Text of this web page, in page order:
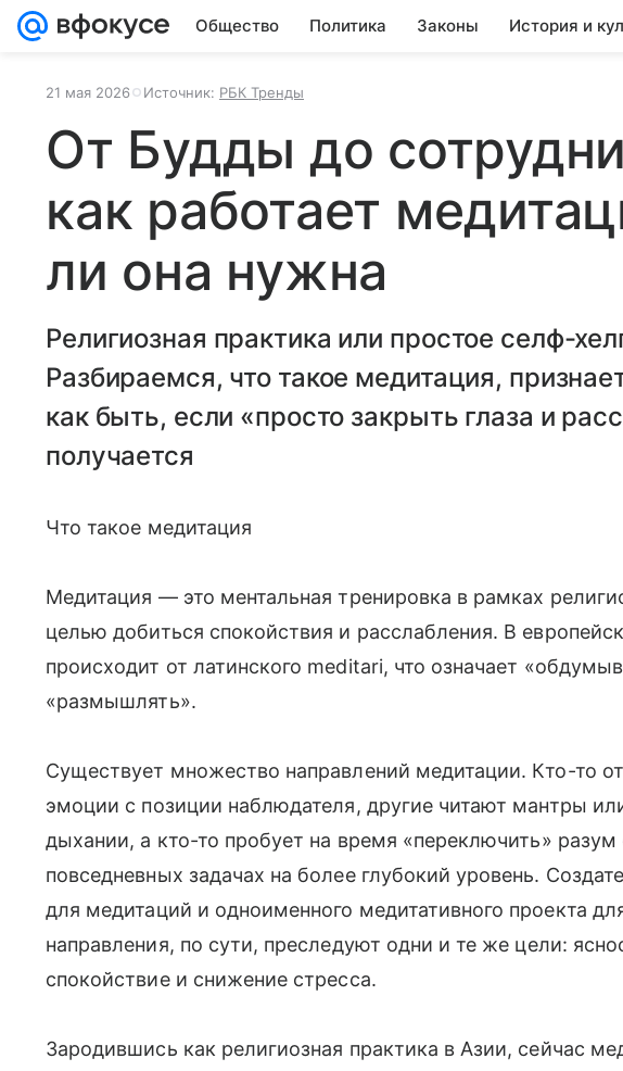
Общество Политика Законы История и
21 мая 2026 Источник: РБК Тренды
От Будды до
как работает
ли она нужна
Религиозная практика или простое селф-
Разбираемся, что такое медитация,
как быть, если «просто закрыть глаза и
получается
Что такое медитация
Медитация — это ментальная тренировка в рамках
целью добиться спокойствия и расслабления. В
происходит от латинского meditari, что означает
«размышлять».
Существует множество направлений медитации. Кто-то
эмоции с позиции наблюдателя, другие читают мантры
дыхании, а кто-то пробует на время «переключить»
повседневных задачах на более глубокий уровень.
для медитаций и одноименного медитативного проекта
направления, по сути, преследуют одни и те же цели:
спокойствие и снижение стресса.
Зародившись как религиозная практика в Азии, сейчас